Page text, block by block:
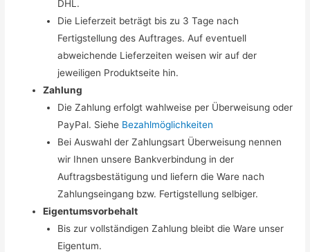
DHL.
Die Lieferzeit beträgt bis zu 3 Tage nach
Fertigstellung des Auftrages. Auf eventuell
abweichende Lieferzeiten weisen wir auf der
jeweiligen Produktseite hin.
Zahlung
Die Zahlung erfolgt wahlweise per Überweisung oder
PayPal. Siehe Bezahlmöglichkeiten
Bei Auswahl der Zahlungsart Überweisung nennen
wir Ihnen unsere Bankverbindung in der
Auftragsbestätigung und liefern die Ware nach
Zahlungseingang bzw. Fertigstellung selbiger.
Eigentumsvorbehalt
Bis zur vollständigen Zahlung bleibt die Ware unser
Eigentum.